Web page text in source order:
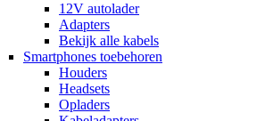
12V autolader
Adapters
Bekijk alle kabels
Smartphones toebehoren
Houders
Headsets
Opladers